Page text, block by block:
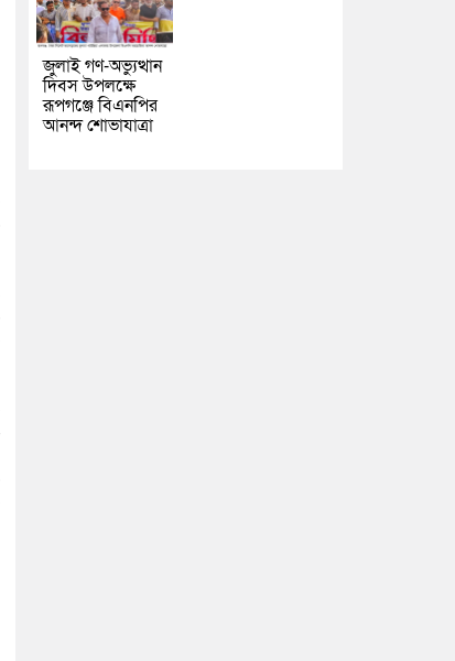
জুলাই গণ-অভ্যুত্থান
দিবস উপলক্ষে
রূপগঞ্জে বিএনপির
আনন্দ শোভাযাত্রা